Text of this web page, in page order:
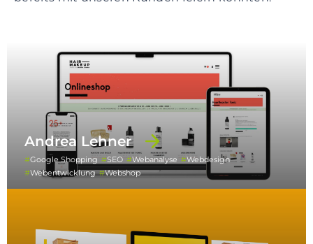
Andrea Lehner
Google Shopping SEO Webanalyse
Webdesign
Webentwicklung
Webshop